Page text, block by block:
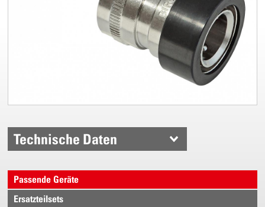
Technische Daten
Passende Geräte
Ersatzteilsets